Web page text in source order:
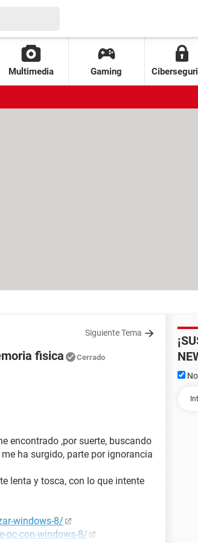
Multimedia Gaming
Siguiente Tema
fisica Cerrado
encontrado ,por suerte, buscando
ha surgido, parte por ignorancia
lenta y tosca, con lo que intente
windows-8/
pc-con-windows-8/